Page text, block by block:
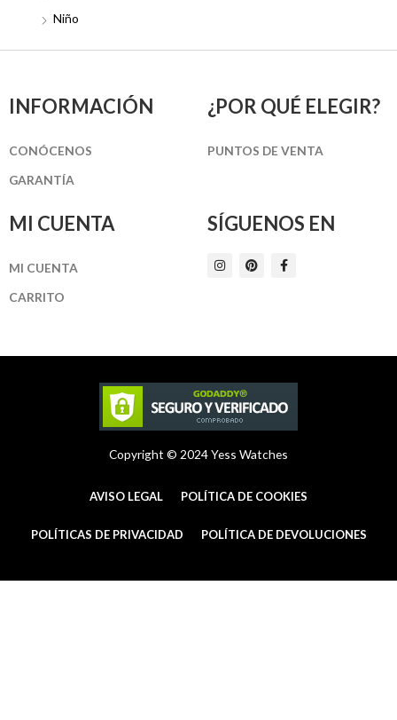
Niño
INFORMACIÓN
CONÓCENOS
GARANTÍA
¿POR QUÉ ELEGIR?
PUNTOS DE VENTA
MI CUENTA
MI CUENTA
CARRITO
SÍGUENOS EN
I
n
m
P
i
t
F
a
-
Copyright © 2024 Yess Watches
AVISO LEGAL POLÍTICA DE COOKIES
POLÍTICAS DE PRIVACIDAD POLÍTICA DE DEVOLUCIONES